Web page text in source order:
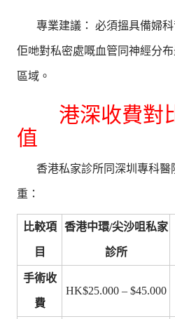
專業建議： 必須搵具備婦
佢哋對私密處嘅血管同神經分
區域。
港深收費對
值
香港私家診所同深圳專科醫
重：
比較項
目
香港中環/尖沙咀私家
診所
手術收
費
HK$25.000 – $45.000